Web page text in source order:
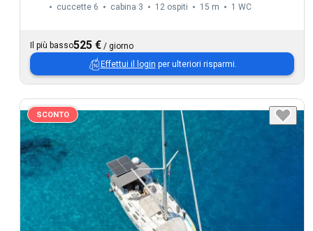
cuccette 6 cabina 3 12 ospiti 15 m 1 WC
Il più basso525 € / giorno
Effettui il login per ulteriori risparmi.
SCONTO